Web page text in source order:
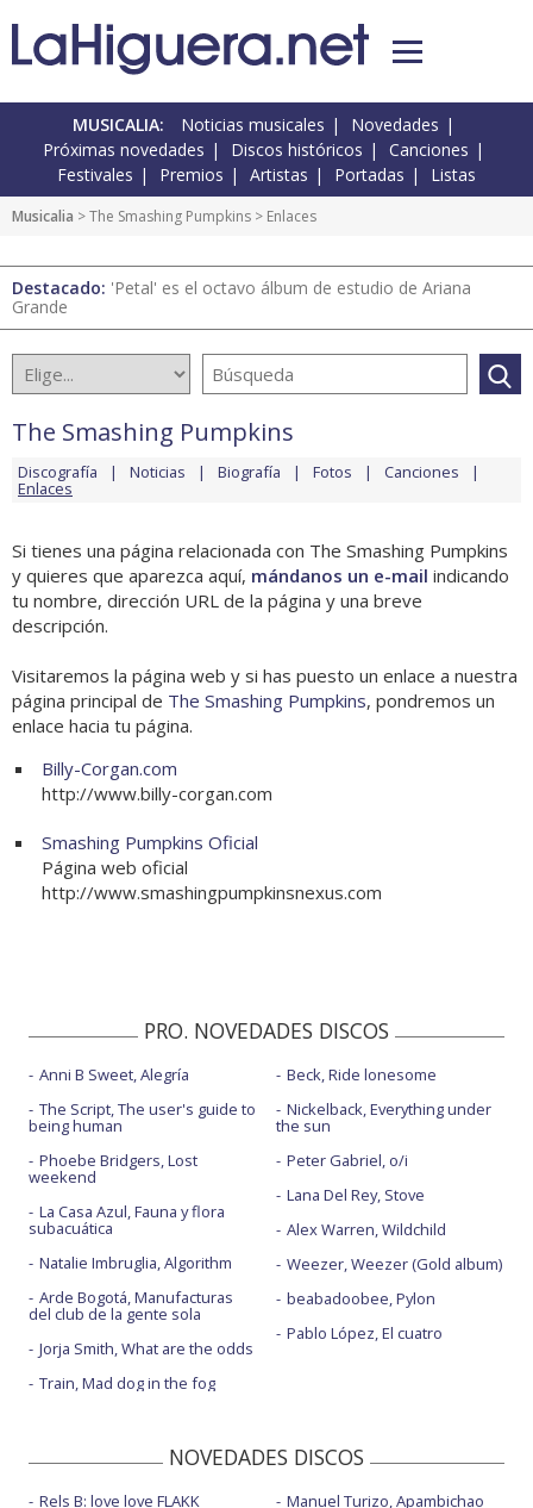
MUSICALIA: Noticias musicales
Novedades
Próximas novedades
Discos históricos
Canciones
Festivales
Premios Artistas Portadas Listas
Musicalia >The Smashing Pumpkins > Enlaces
Destacado: 'Petal' es el octavo álbum de estudio de Ariana
Grande
The Smashing Pumpkins
Discografía Noticias Biografía Fotos Canciones
Enlaces
Si tienes una página relacionada con The Smashing Pumpkins
y quieres que aparezca aquí, mándanos un e-mail indicando
tu nombre, dirección URL de la página y una breve
descripción.
Visitaremos la página web y si has puesto un enlace a nuestra
página principal de The Smashing Pumpkins, pondremos un
enlace hacia tu página.
Billy-Corgan.com
http://www.billy-corgan.com
Smashing Pumpkins Oficial
Página web oficial
http://www.smashingpumpkinsnexus.com
PRO. NOVEDADES DISCOS
Anni B Sweet, Alegría
The Script, The user's guide to
being human
Phoebe Bridgers, Lost
weekend
La Casa Azul, Fauna y flora
subacuática
Natalie Imbruglia, Algorithm
Arde Bogotá, Manufacturas
del club de la gente sola
Jorja Smith, What are the odds
Train, Mad dog in the fog
Beck, Ride lonesome
Nickelback, Everything under
the sun
Peter Gabriel, o/i
Lana Del Rey, Stove
Alex Warren, Wildchild
Weezer, Weezer (Gold album)
beabadoobee, Pylon
Pablo López, El cuatro
NOVEDADES DISCOS
Rels B: love love FLAKK
Manuel Turizo, Apambichao